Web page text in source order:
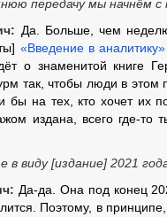
передачу мы начнём с
Да. Больше, чем
«Введение в аналитику»
о знаменитой книге
так, чтобы люди в
на тех, кто хочет их
издана, всего где-то
в виду [издание] 2021
Да-да. Она под конец
Поэтому, в